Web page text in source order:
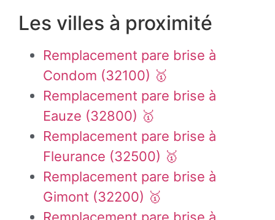
Les villes à proximité
Remplacement pare brise à
Condom (32100) 🥇
Remplacement pare brise à
Eauze (32800) 🥇
Remplacement pare brise à
Fleurance (32500) 🥇
Remplacement pare brise à
Gimont (32200) 🥇